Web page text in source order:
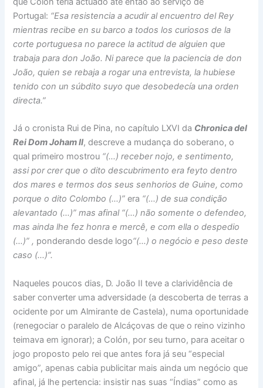
Portugal: “Esa resistencia a acudir al encuentro del Rey
mientras recibe en su barco a todos los curiosos de la
corte portuguesa no parece la actitud de alguien que
trabaja para don João. Ni parece que la paciencia de don
João, quien se rebaja a rogar una entrevista, la hubiese
tenido con un súbdito suyo que desobedecía una orden
directa.”
Já o cronista Rui de Pina, no capítulo LXVI da Chronica del
Rei Dom Joham II, descreve a mudança do soberano, o
qual primeiro mostrou “(…) receber nojo, e sentimento,
assi por crer que o dito descubrimento era feyto dentro
dos mares e termos dos seus senhorios de Guine, como
porque o dito Colombo (…)” era “(…) de sua condição
alevantado (…)” mas afinal “(…) não somente o defendeo,
mas ainda lhe fez honra e mercê, e com ella o despedio
(…)” , ponderando desde logo“(…) o negócio e peso deste
caso (…)”.
Naqueles poucos dias, D. João II teve a clarividência de
saber converter uma adversidade (a descoberta de terras a
ocidente por um Almirante de Castela), numa oportunidade
(renegociar o paralelo de Alcáçovas de que o reino vizinho
teimava em ignorar); a Colón, por seu turno, para aceitar o
jogo proposto pelo rei que antes fora já seu “especial
amigo”, apenas cabia publicitar mais ainda um negócio que
afinal, já lhe pertencia: insistir nas suas “Índias” como as